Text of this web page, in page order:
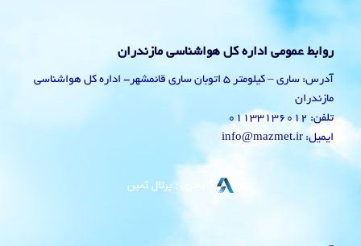
روابط عمومی اداره کل هواشناسی مازندران
آدرس: ساری – کیلومتر 5 اتوبان ساری قائمشهر- اداره کل هواشناسی
مازندران
تلفن: 01133136012
ایمیل: info@mazmet.ir